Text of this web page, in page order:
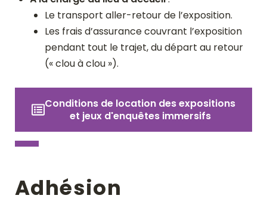
Le transport aller-retour de l’exposition.
Les frais d’assurance couvrant l’exposition
pendant tout le trajet, du départ au retour
(« clou à clou »).
Conditions de location des expositions
et jeux d'enquêtes immersifs
Adhésion